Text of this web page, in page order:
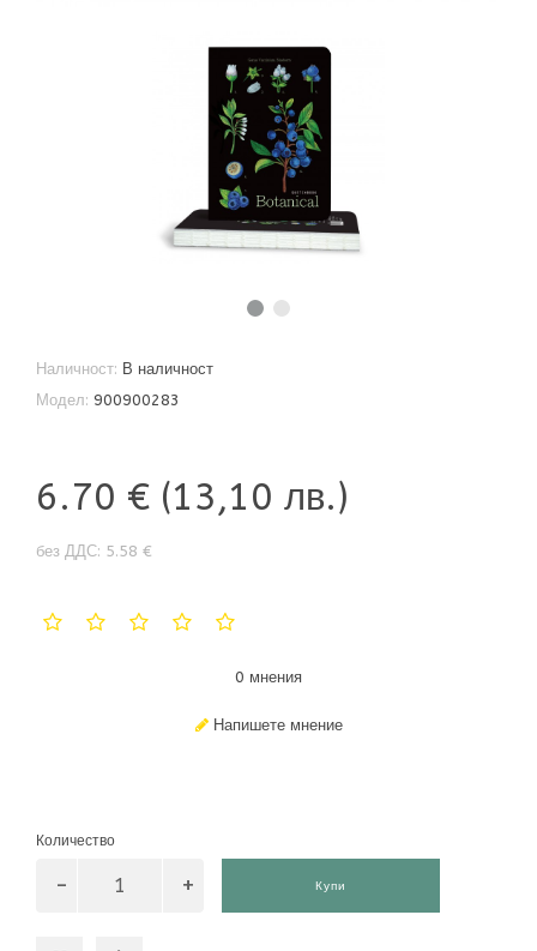
Наличност: В наличност
Модел: 900900283
6.70 € (13,10 лв.)
без ДДС: 5.58 €
0 мнения
Напишете мнение
Количество
Купи